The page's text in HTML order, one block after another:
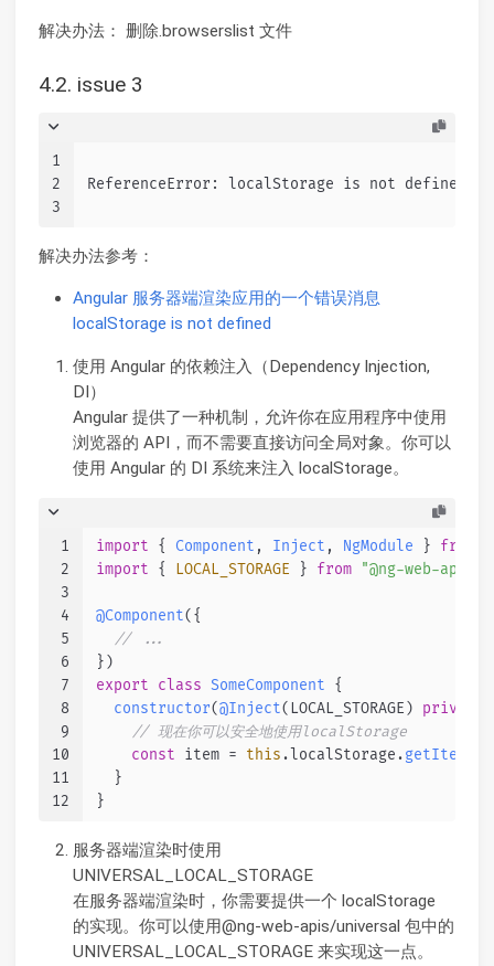
解决办法： 删除.browserslist 文件
4.2. issue 3
1
2
3
ReferenceError: localStorage is not defined
解决办法参考：
Angular 服务器端渲染应用的一个错误消息
localStorage is not defined
使用 Angular 的依赖注入（Dependency Injection,
DI）
Angular 提供了一种机制，允许你在应用程序中使用
浏览器的 API，而不需要直接访问全局对象。你可以
使用 Angular 的 DI 系统来注入 localStorage。
1
2
3
4
5
6
7
8
9
10
11
12
import { Component , Inject , NgModule } from
import { LOCAL_STORAGE } from "@ng-web-apis/
@Component({
// ...
})
export
class SomeComponent {
constructor(@Inject(LOCAL_STORAGE) private
// 现在你可以安全地使用localStorage
const item = this.localStorage.getItem
  }
}
服务器端渲染时使用
UNIVERSAL_LOCAL_STORAGE
在服务器端渲染时，你需要提供一个 localStorage
的实现。你可以使用@ng-web-apis/universal 包中的
UNIVERSAL_LOCAL_STORAGE 来实现这一点。